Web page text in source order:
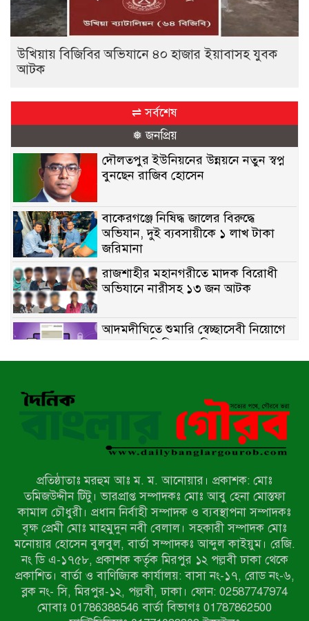
উখিয়ায় বিজিবির অভিযানে ৪০ হাজার ইয়াবাসহ যুবক
আটক
⇌ সর্বশেষ
❅ জনপ্রিয়
দৌলতপুর ইউনিয়নের উন্নয়নে নতুন স্বপ্ন
বুনছেন রাজিব হোসেন
বাকেরগঞ্জে নিষিদ্ধ জালের বিরুদ্ধে
অভিযান, দুই ব্যবসায়ীকে ১ লাখ টাকা
জরিমানা
রাজশাহীর মহানগরীতে মাদক বিরোধী
অভিযানে নারীসহ ১৩ জন আটক
আদমদীঘিতে শুমারি স্বেচ্ছাসেবী নিয়োগে
যোগ্যতার ভিত্তিতে তালিকা প্রকাশ;
নির্বাচিতদের আ.লীগ ট্যাগে প্রচারণা
নেওয়ার হুমকি দিলেন দোড়া মাদরাসার
পরিচয় দেওয়া সভাপতি
উখিয়ায় বিজিবির অভিযানে ৪০ হাজার
ইয়াবাসহ যুবক আটক
পোরশায় ৭ মাসে ১৯ জনের অপমৃত্যু,
শীর্ষে আত্মহত্যা
হিন্দু বৌদ্ধ খ্রিস্টান কল্যাণ ফ্রন্টের
নীলফামারী কমিটি নিয়ে প্রশ্ন, প্রতিবাদে
সদস্য সচিব
দরিয়ানগরে প্যারাসেইলিং দুর্ঘটনায় পর্যটক
প্রতিষ্ঠাতাঃ মরহুম আঃ ম. ম. আনোয়ার। প্রকাশক: মোঃ
তমিজউদ্দীন টিটু। ভারপ্রাপ্ত সম্পাদকঃ মোঃ আবু হেনা মোস্তফা
কামাল চৌধুরী। প্রধান নির্বাহী সম্পাদক ও ব্যবস্থাপনা সম্পাদকঃ
বৃক্ষ প্রেমী মোঃ মাহমুদুন নবী বেলাল। সহকারী সম্পাদক মোঃ
মনোয়ার হোসেন বুলবুল, বার্তা সম্পাদকঃ আব্দুল কাইয়ুম। রেজি.
নং ডি এ-১৭৫৮, প্রকাশক কর্তৃক মিরপুর ১২ পল্লবী ঢাকা থেকে
প্রকাশিত। বার্তা ও বাণিজ্যিক কার্যালয়: বাসা নং-১৭, রোড নং-৬,
ব্লক নং- সি, মিরপুর-১২, পল্লবী, ঢাকা। ফোন: 02587747974
মোবাঃ 01786388546 বার্তা বিভাগঃ 01787862500